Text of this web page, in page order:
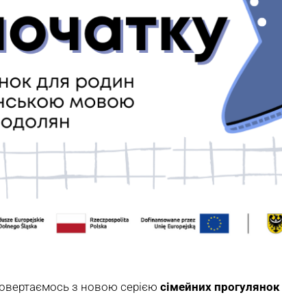
з новою серією сімейних